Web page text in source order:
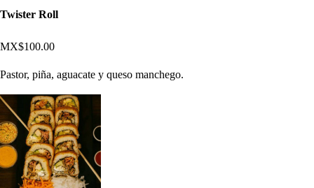
Twister Roll
MX$100.00
Pastor, piña, aguacate y queso manchego.